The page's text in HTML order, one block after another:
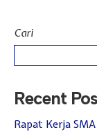
Cari
Recent
Rapat Kerja